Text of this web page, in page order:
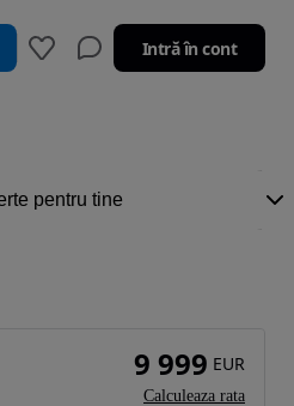
Intră în cont
9 999 EUR
Calculeaza rata